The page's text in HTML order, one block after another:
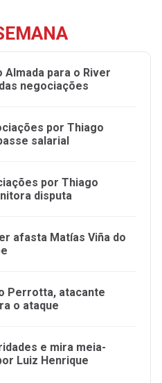
para o River
negociações
por Thiago
salarial
por Thiago
disputa
afasta Matías Viña do
Perrotta, atacante
o ataque
e mira meia-
Luiz Henrique